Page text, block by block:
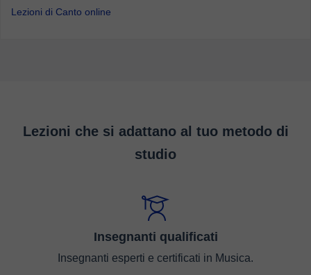
Lezioni di Canto online
Lezioni che si adattano al tuo metodo di
studio
Insegnanti qualificati
Insegnanti esperti e certificati in Musica.